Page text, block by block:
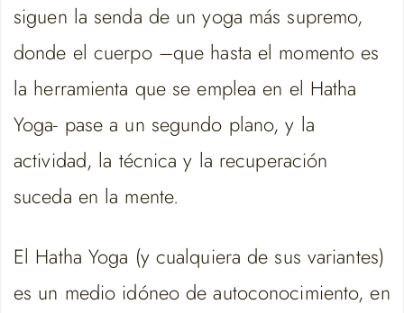
siguen la senda de un yoga más supremo,
donde el cuerpo –que hasta el momento es
la herramienta que se emplea en el Hatha
Yoga- pase a un segundo plano, y la
actividad, la técnica y la recuperación
suceda en la mente.
El Hatha Yoga (y cualquiera de sus variantes)
es un medio idóneo de autoconocimiento, en